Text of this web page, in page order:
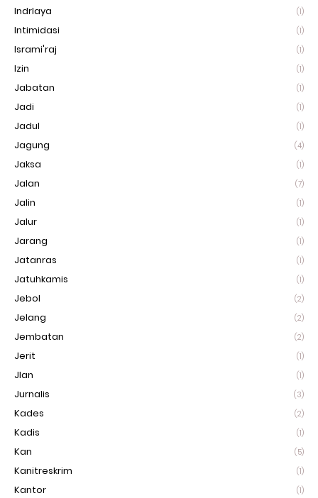
Indrlaya (1)
Intimidasi (1)
Isrami'raj (1)
Izin (1)
Jabatan (1)
Jadi (1)
Jadul (1)
Jagung (4)
Jaksa (1)
Jalan (7)
Jalin (1)
Jalur (1)
Jarang (1)
Jatanras (1)
Jatuhkamis (1)
Jebol (2)
Jelang (2)
Jembatan (2)
Jerit (1)
Jlan (1)
Jurnalis (3)
Kades (2)
Kadis (1)
Kan (5)
Kanitreskrim (1)
Kantor (1)